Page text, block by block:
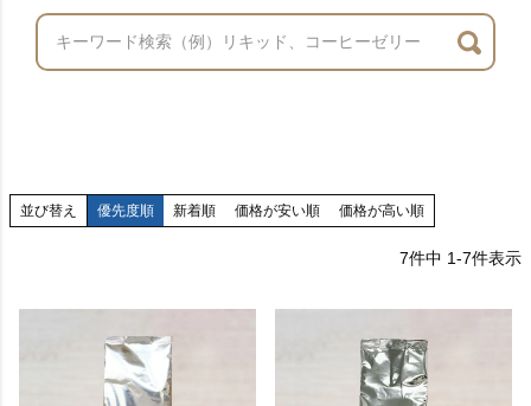
並び替え 優先度順 新着順 価格が安い順 価格が高い順
7件中 1-7件表示